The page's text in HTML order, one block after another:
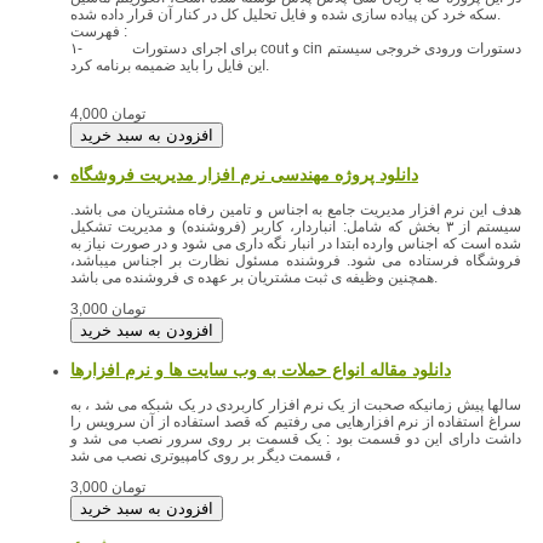
سکه خرد کن پیاده سازی شده و فایل تحلیل کل در کنار آن قرار داده شده.
فهرست :
۱- برای اجرای دستورات cout و cin دستورات ورودی خروجی سیستم
این فایل را باید ضمیمه برنامه کرد.
4,000 تومان
دانلود پروژه مهندسی نرم افزار مدیریت فروشگاه
هدف این نرم افزار مدیریت جامع به اجناس و تامین رفاه مشتریان می باشد.
سیستم از ۳ بخش که شامل: انباردار، کاربر (فروشنده) و مدیریت تشکیل
شده است که اجناس وارده ابتدا در انبار نگه داری می شود و در صورت نیاز به
فروشگاه فرستاده می شود. فروشنده مسئول نظارت بر اجناس میباشد،
همچنین وظیفه ی ثبت مشتریان بر عهده ی فروشنده می باشد.
3,000 تومان
دانلود مقاله انواع حملات به وب سایت ها و نرم افزارها
سالها پیش زمانیکه صحبت از یک نرم افزار کاربردی در یک شبکه می شد ، به
سراغ استفاده از نرم افزارهایی می رفتیم که قصد استفاده از آن سرویس را
داشت دارای این دو قسمت بود : یک قسمت بر روی سرور نصب می شد و
قسمت دیگر بر روی کامپیوتری نصب می شد ،
3,000 تومان